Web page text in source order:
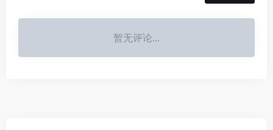
暂无评论...